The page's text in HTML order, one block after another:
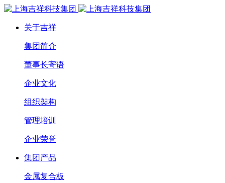
关于吉祥
集团简介
董事长寄语
企业文化
组织架构
管理培训
企业荣誉
集团产品
金属复合板